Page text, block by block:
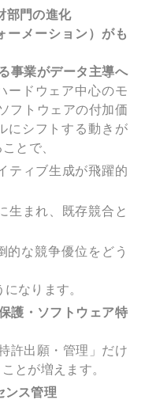
部門の進化
ーメーション）がも
事業がデータ主導へ
ードウェア中心のモ
フトウェアの付加価
にシフトする動きが
とで、
ティブ生成が飛躍的
生まれ、既存競合と
的な競争優位をどう
なります。
護・ソフトウェア特
許出願・管理」だけ
とが増えます。
ンス管理